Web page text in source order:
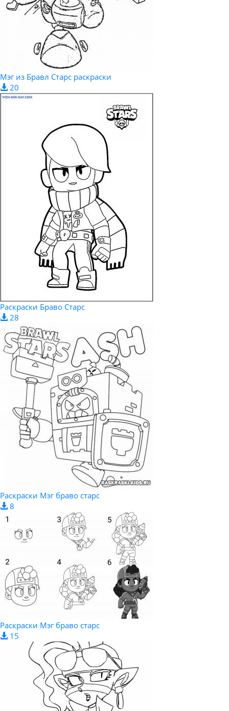
Мэг из Бравл Старс раскраски
20
Раскраски Браво Старс
28
Раскраски Мэг браво старс
8
Раскраски Мэг браво старс
15